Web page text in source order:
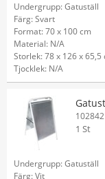
Undergrupp: Gatuställ
Färg: Svart
Format: 70 x 100 cm
Material: N/A
Storlek: 78 x 126 x 65,5
Tjocklek: N/A
102842
1 St
Undergrupp: Gatuställ
Färg: Vit